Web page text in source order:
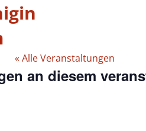
« Alle Veranstaltungen
an diesem